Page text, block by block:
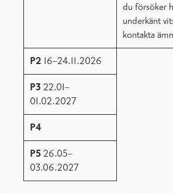
du försöker
underkänt
kontakta
P2 16–24.11.2026
P322.01–
01.02.2027
P4
P526.05–
03.06.2027